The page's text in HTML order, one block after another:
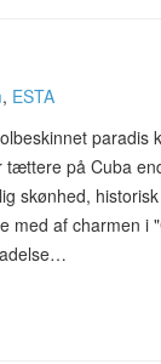
, ESTA
paradis
på Cuba
skønhed,
af charmen i